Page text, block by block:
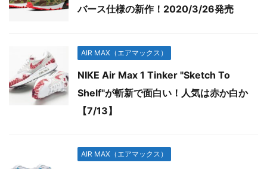
バース仕様の新作！2020/3/26発売
AIR MAX（エアマックス）
NIKE Air Max 1 Tinker "Sketch To
Shelf"が斬新で面白い！人気は赤か白か
【7/13】
AIR MAX（エアマックス）